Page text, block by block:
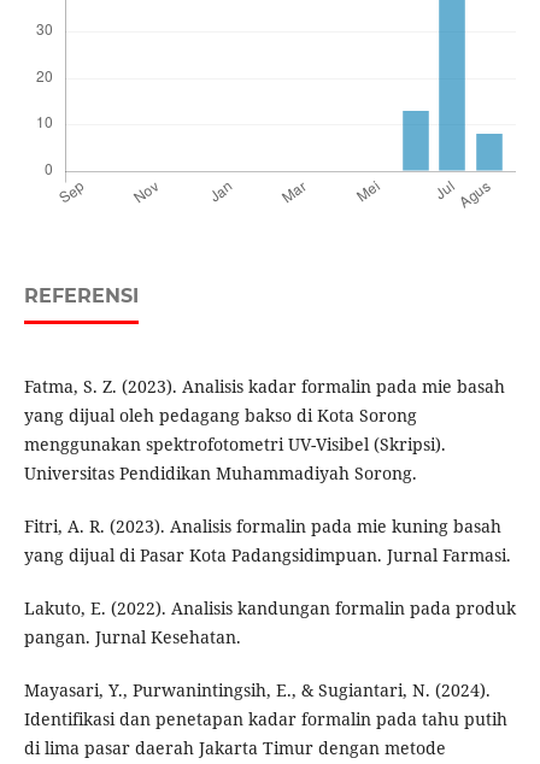
REFERENSI
Fatma, S. Z. (2023). Analisis kadar formalin pada mie basah
yang dijual oleh pedagang bakso di Kota Sorong
menggunakan spektrofotometri UV-Visibel (Skripsi).
Universitas Pendidikan Muhammadiyah Sorong.
Fitri, A. R. (2023). Analisis formalin pada mie kuning basah
yang dijual di Pasar Kota Padangsidimpuan. Jurnal Farmasi.
Lakuto, E. (2022). Analisis kandungan formalin pada produk
pangan. Jurnal Kesehatan.
Mayasari, Y., Purwanintingsih, E., & Sugiantari, N. (2024).
Identifikasi dan penetapan kadar formalin pada tahu putih
di lima pasar daerah Jakarta Timur dengan metode